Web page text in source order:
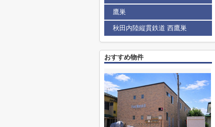
鷹巣
秋田内陸縦貫鉄道 西鷹巣
おすすめ物件